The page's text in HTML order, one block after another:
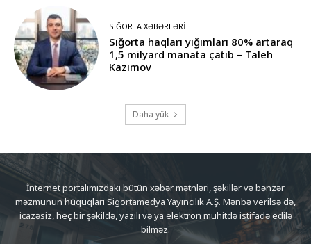
SIĞORTA XƏBƏRLƏRI
Sığorta haqları yığımları 80% artaraq
1,5 milyard manata çatıb – Taleh
Kazımov
Daha yük
İnternet portalımızdakı bütün xəbər mətnləri, şəkillər və bənzər
məzmunun hüquqları Sigortamedya Yayıncılık A.Ş. Mənbə verilsə də,
icazəsiz, heç bir şəkildə, yazılı və ya elektron mühitdə istifadə edilə
bilməz.